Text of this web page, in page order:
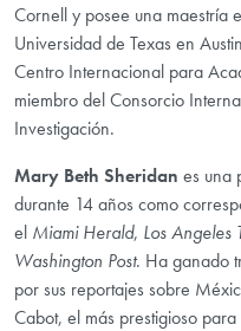
Cornell y posee una maestría
Universidad de Texas en
Centro Internacional para
miembro del Consorcio
Investigación.
Mary Beth Sheridan es una
durante 14 años como
el Miami Herald, Los Angeles
Washington Post. Ha ganado
por sus reportajes sobre
Cabot, el más prestigioso